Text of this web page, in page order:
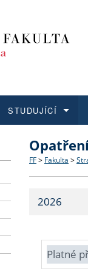
Struktura
Strategie
Fakultní
Co
Učitelské
STUDUJÍCÍ
O vědě a
Aktuální
FF > Fakulta >
2026
Platné